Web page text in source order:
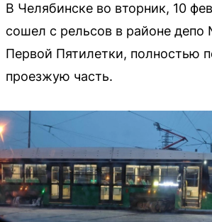
В Челябинске во вторник, 10
сошел с рельсов в районе депо
Первой Пятилетки, полностью
проезжую часть.